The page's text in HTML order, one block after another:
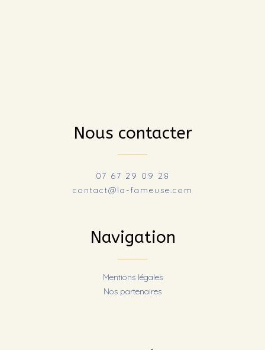
Nous contacter
07 67 29 09 28
contact@la-fameuse.com
Navigation
Mentions légales
Nos partenaires